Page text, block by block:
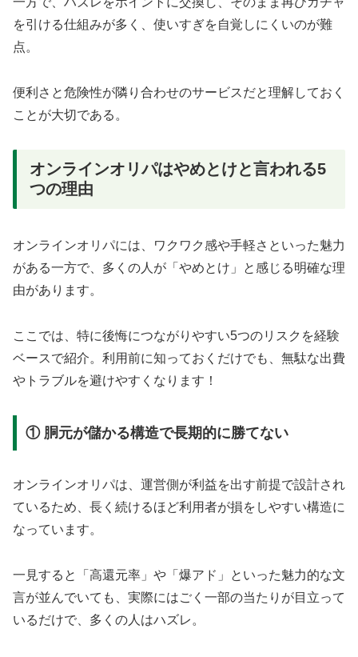
を引ける仕組みが多く、使いすぎを自覚しにくいのが難
点。
便利さと危険性が隣り合わせのサービスだと理解しておく
ことが大切である。
オンラインオリパはやめとけと言われる5
つの理由
オンラインオリパには、ワクワク感や手軽さといった魅力
がある一方で、多くの人が「やめとけ」と感じる明確な理
由があります。
ここでは、特に後悔につながりやすい5つのリスクを経験
ベースで紹介。利用前に知っておくだけでも、無駄な出費
やトラブルを避けやすくなります！
① 胴元が儲かる構造で長期的に勝てない
オンラインオリパは、運営側が利益を出す前提で設計され
ているため、長く続けるほど利用者が損をしやすい構造に
なっています。
一見すると「高還元率」や「爆アド」といった魅力的な文
言が並んでいても、実際にはごく一部の当たりが目立って
いるだけで、多くの人はハズレ。